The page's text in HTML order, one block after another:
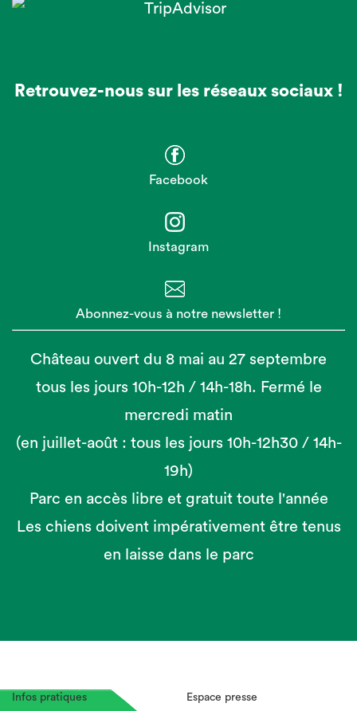
Retrouvez-nous sur les réseaux sociaux !
Facebook
Instagram
Abonnez-vous à notre newsletter !
Château ouvert du 8 mai au 27 septembre
tous les jours 10h-12h / 14h-18h. Fermé le
mercredi matin
(en juillet-août : tous les jours 10h-12h30 / 14h-
19h)
Parc en accès libre et gratuit toute l'année
Les chiens doivent impérativement être tenus
en laisse dans le parc
Infos pratiques Espace presse